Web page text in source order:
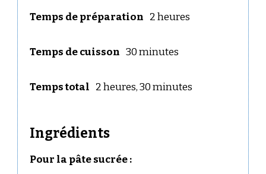
Temps de préparation 2 heures
Temps de cuisson 30 minutes
Temps total 2 heures, 30 minutes
Ingrédients
Pour la pâte sucrée :